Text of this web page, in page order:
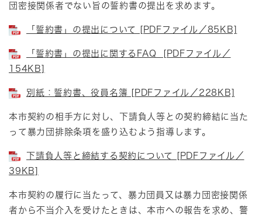
団密接関係者でない旨の誓約書の提出を求めます。
「誓約書」の提出について [PDFファイル／85KB]
「誓約書」の提出に関するFAQ [PDFファイル／
154KB]
別紙：誓約書、役員名簿 [PDFファイル／228KB]
本市契約の相手方に対し、下請負人等との契約締結に当た
って暴力団排除条項を盛り込むよう指導します。
下請負人等と締結する契約について [PDFファイル／
39KB]
本市契約の履行に当たって、暴力団員又は暴力団密接関係
者から不当介入を受けたときは、本市への報告を求め、警